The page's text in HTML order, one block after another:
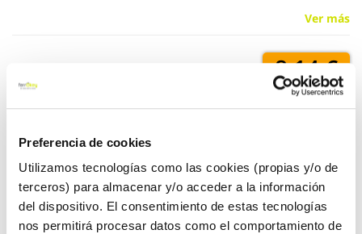
Preferencia de cookies
Utilizamos tecnologías como las cookies (propias y/o de
terceros) para almacenar y/o acceder a la información
del dispositivo. El consentimiento de estas tecnologías
nos permitirá procesar datos como el comportamiento de
Ver más
8,14 €
Click&Collect - Recogida gratis
en nuestras tiendas
Envío a domicilio: